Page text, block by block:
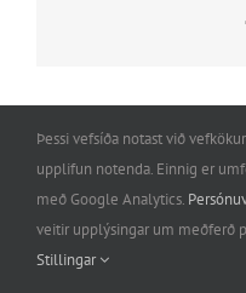
Félag íslenskra
Reykjavík | GSM:
Þessi vefsíða notast við
upplifun notenda. Einnig er
með Google Analytics.
veitir upplýsingar um meðferð
Stillingar